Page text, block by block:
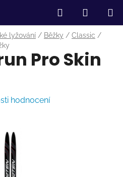
Hledat
KOŠÍK
lyžování / Běžky / Classic /
Pro Skin
hodnocení